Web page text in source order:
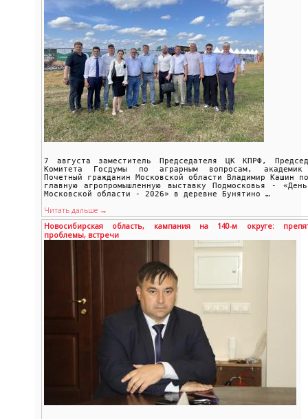
7 августа заместитель Председателя ЦК КПРФ,
Комитета Госдумы по аграрным вопросам,
Почетный гражданин Московской области Владимир Кашин
главную агропромышленную выставку Подмосковья -
Московской области - 2026» в деревне Бунятино …
Читать дальше →
Новосибирская область, кампания на 140-м округе:
проблемы, встречи